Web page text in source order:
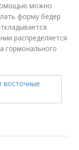
можно
форму бедер
распределяется
гормонального